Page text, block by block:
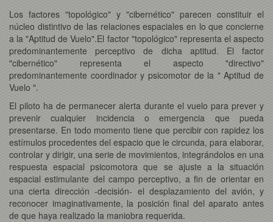
Los factores "topológico" y "cibernético" parecen constituir el
núcleo distintivo de las relaciones espaciales en lo que concierne
a la "Aptitud de Vuelo".El factor "topológico" representa el aspecto
predominantemente perceptivo de dicha aptitud. El factor
"cibernético" representa el aspecto "directivo"
predominantemente coordinador y psicomotor de la " Aptitud de
Vuelo ".
El piloto ha de permanecer alerta durante el vuelo para prever y
prevenir cualquier incidencia o emergencia que pueda
presentarse. En todo momento tiene que percibir con rapidez los
estímulos procedentes del espacio que le circunda, para elaborar,
controlar y dirigir, una serie de movimientos, integrándolos en una
respuesta espacial psicomotora que se ajuste a la situación
espacial estimulante del campo perceptivo, a fin de orientar en
una cierta dirección -decisión- el desplazamiento del avión, y
reconocer imaginativamente, la posición final del aparato antes
de que haya realizado la maniobra requerida.